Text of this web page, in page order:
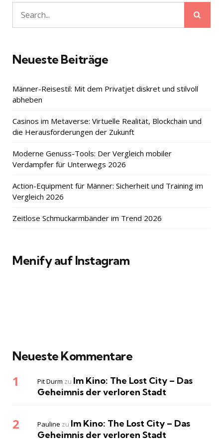
Search
for:
Neueste Beiträge
Männer-Reisestil: Mit dem Privatjet diskret und stilvoll
abheben
Casinos im Metaverse: Virtuelle Realität, Blockchain und
die Herausforderungen der Zukunft
Moderne Genuss-Tools: Der Vergleich mobiler
Verdampfer für Unterwegs 2026
Action-Equipment für Männer: Sicherheit und Training im
Vergleich 2026
Zeitlose Schmuckarmbänder im Trend 2026
Menify auf Instagram
Neueste Kommentare
Pit Durm zu Im Kino: The Lost City – Das
Geheimnis der verloren Stadt
Pauline zu Im Kino: The Lost City – Das
Geheimnis der verloren Stadt